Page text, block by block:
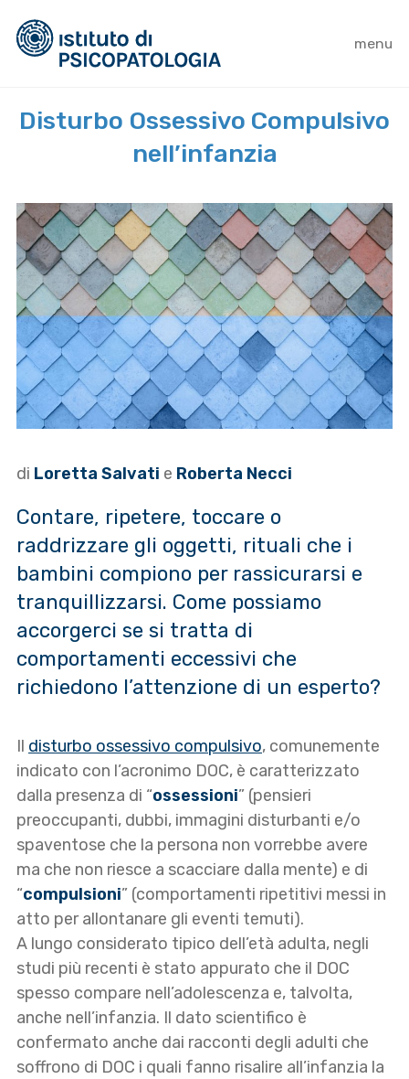
menu
Disturbo Ossessivo Compulsivo
nell’infanzia
di Loretta Salvati e Roberta Necci
Contare, ripetere, toccare o
raddrizzare gli oggetti, rituali che i
bambini compiono per rassicurarsi e
tranquillizzarsi. Come possiamo
accorgerci se si tratta di
comportamenti eccessivi che
richiedono l’attenzione di un esperto?
Il disturbo ossessivo compulsivo, comunemente
indicato con l’acronimo DOC, è caratterizzato
dalla presenza di “ossessioni” (pensieri
preoccupanti, dubbi, immagini disturbanti e/o
spaventose che la persona non vorrebbe avere
ma che non riesce a scacciare dalla mente) e di
“compulsioni” (comportamenti ripetitivi messi in
atto per allontanare gli eventi temuti).
A lungo considerato tipico dell’età adulta, negli
studi più recenti è stato appurato che il DOC
spesso compare nell’adolescenza e, talvolta,
anche nell’infanzia. Il dato scientifico è
confermato anche dai racconti degli adulti che
soffrono di DOC i quali fanno risalire all’infanzia la